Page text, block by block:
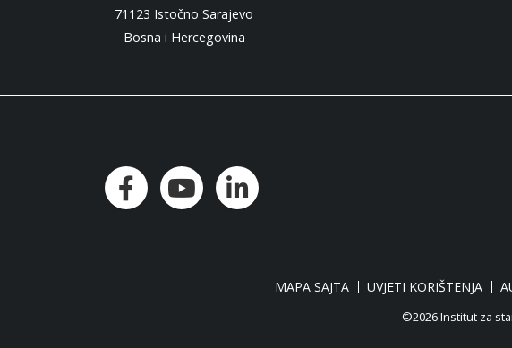
71123 Istočno Sarajevo
Bosna i Hercegovina
MAPA SAJTA UVJETI KORIŠTENJA
©2026 Institut za